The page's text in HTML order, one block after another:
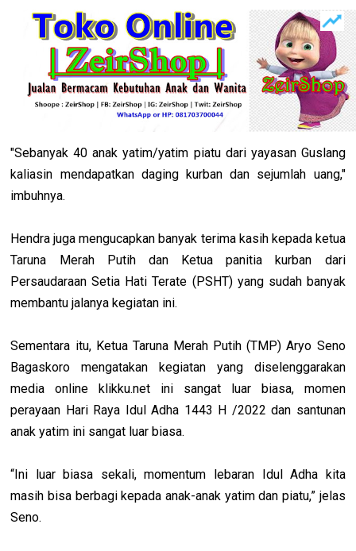
"Sebanyak 40 anak yatim/yatim piatu dari yayasan Guslang
kaliasin mendapatkan daging kurban dan sejumlah uang,"
imbuhnya.
Hendra juga mengucapkan banyak terima kasih kepada ketua
Taruna Merah Putih dan Ketua panitia kurban dari
Persaudaraan Setia Hati Terate (PSHT) yang sudah banyak
membantu jalanya kegiatan ini.
Sementara itu, Ketua Taruna Merah Putih (TMP) Aryo Seno
Bagaskoro mengatakan kegiatan yang diselenggarakan
media online klikku.net ini sangat luar biasa, momen
perayaan Hari Raya Idul Adha 1443 H /2022 dan santunan
anak yatim ini sangat luar biasa.
“Ini luar biasa sekali, momentum lebaran Idul Adha kita
masih bisa berbagi kepada anak-anak yatim dan piatu,” jelas
Seno.